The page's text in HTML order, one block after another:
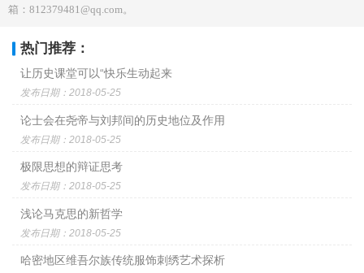
箱：812379481@qq.com。
热门推荐：
让历史课堂可以“快乐生动起来
发布日期：2018-05-25
论士会在尧帝与刘邦间的历史地位及作用
发布日期：2018-05-25
极限思想的辩证思考
发布日期：2018-05-25
浅论马克思的新哲学
发布日期：2018-05-25
哈密地区维吾尔族传统服饰刺绣艺术探析